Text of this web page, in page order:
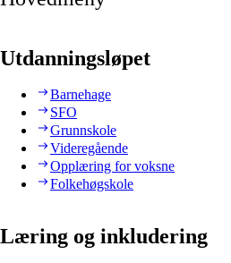
Utdanningsløpet
Barnehage
SFO
Grunnskole
Videregående
Opplæring for voksne
Folkehøgskole
Læring og inkludering